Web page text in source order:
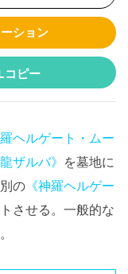
ション
コピー
羅ヘルゲート・ムー
ザルバ》 を墓地に
の 《神羅ヘルゲー
させる。一般的な